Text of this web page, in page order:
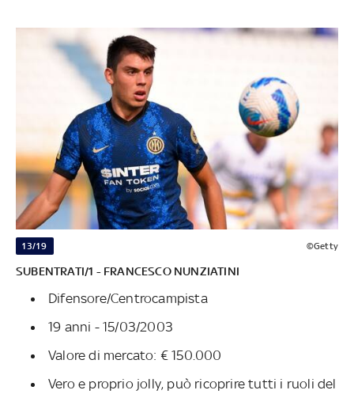
13/19 ©Getty
SUBENTRATI/1 - FRANCESCO NUNZIATINI
Difensore/Centrocampista
19 anni - 15/03/2003
Valore di mercato: € 150.000
Vero e proprio jolly, può ricoprire tutti i ruoli del